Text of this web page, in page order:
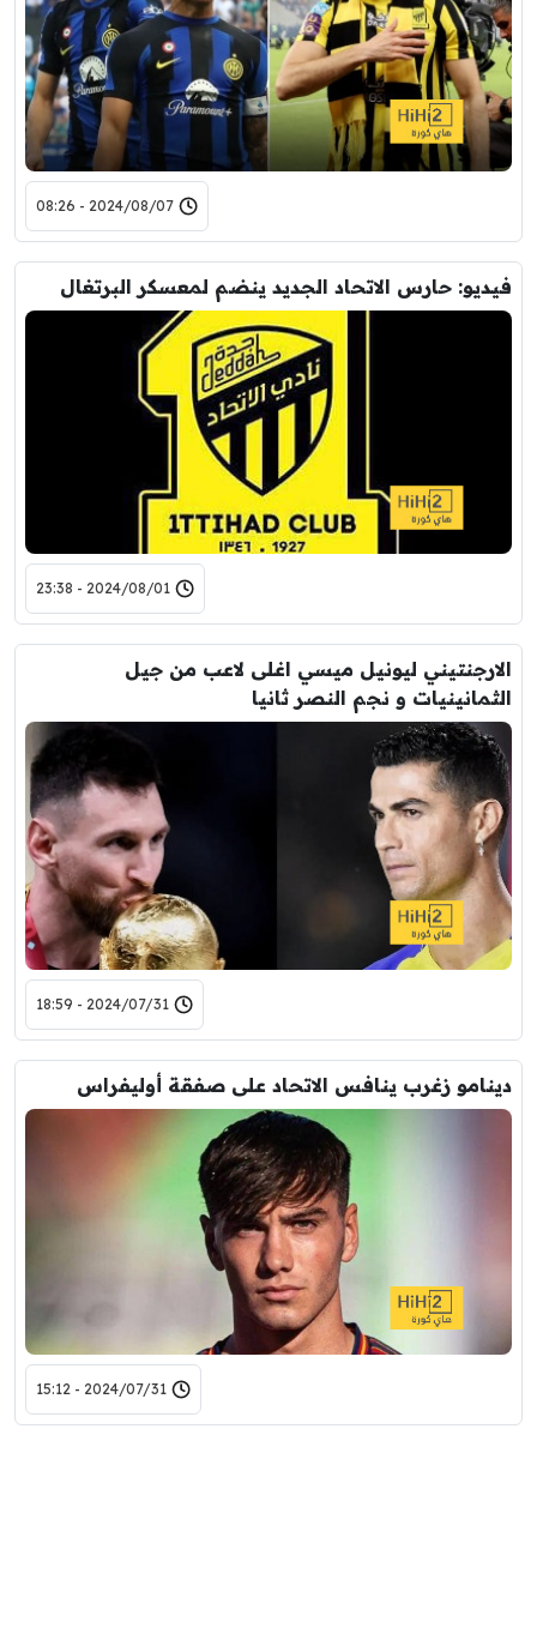
2024/08/07 - 08:26
فيديو: حارس الاتحاد الجديد ينضم لمعسكر البرتغال
2024/08/01 - 23:38
الارجنتيني ليونيل ميسي اغلى لاعب من جيل
الثمانينيات و نجم النصر ثانيا
2024/07/31 - 18:59
دينامو زغرب ينافس الاتحاد على صفقة أوليفراس
2024/07/31 - 15:12